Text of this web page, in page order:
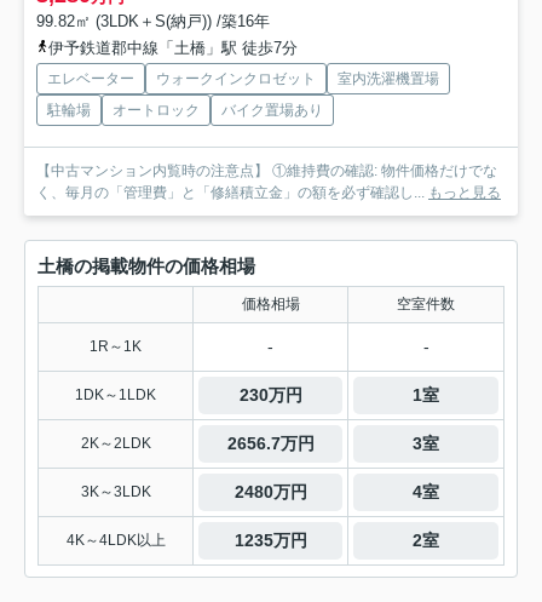
99.82㎡ (3LDK＋S(納戸)) /築16年
伊予鉄道郡中線「土橋」駅 徒歩7分
エレベーター ウォークインクロゼット
室内洗濯機置場
駐輪場
オートロック バイク置場あり
【中古マンション内覧時の注意点】 ①維持費の確認: 物件価格だけでな
く、毎月の「管理費」と「修繕積立金」の額を必ず確認し... もっと見る
土橋の掲載物件の価格相場
価格相場 空室件数
1R～1K - -
1DK～1LDK 230万円 1室
2K～2LDK 2656.7万円 3室
3K～3LDK 2480万円 4室
4K～4LDK以上 1235万円 2室